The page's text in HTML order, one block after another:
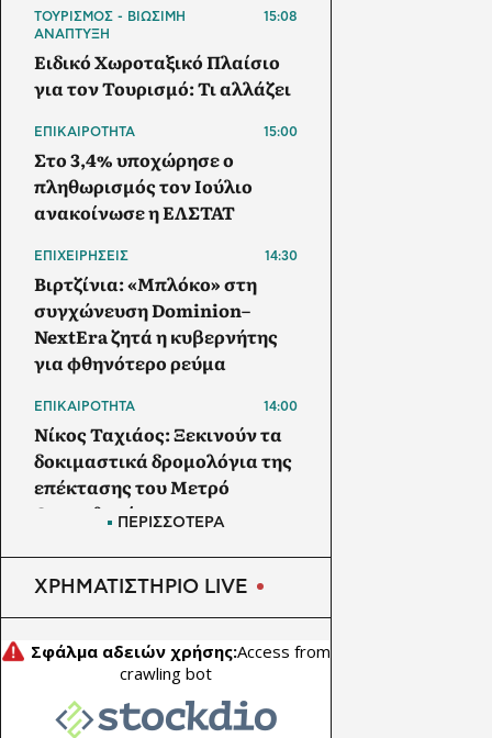
ΤΟΥΡΙΣΜΟΣ - ΒΙΩΣΙΜΗ
ΑΝΑΠΤΥΞΗ
15:08
Ειδικό Χωροταξικό Πλαίσιο
για τον Τουρισμό: Τι αλλάζει
ΕΠΙΚΑΙΡΟΤΗΤΑ 15:00
Στο 3,4% υποχώρησε ο
πληθωρισμός τον Ιούλιο
ανακοίνωσε η ΕΛΣΤΑΤ
ΕΠΙΧΕΙΡΗΣΕΙΣ 14:30
Βιρτζίνια: «Μπλόκο» στη
συγχώνευση Dominion–
NextEra ζητά η κυβερνήτης
για φθηνότερο ρεύμα
ΕΠΙΚΑΙΡΟΤΗΤΑ 14:00
Νίκος Ταχιάος: Ξεκινούν τα
δοκιμαστικά δρομολόγια της
επέκτασης του Μετρό
Θεσσαλονίκης προς την
ΕΠΙΧΕΙΡΗΣΕΙΣ
2026 – Σε κρίσιμο σημείο η
Ευρώπη ενόψει χειμώνα
ΕΠΙΚΑΙΡΟΤΗΤΑ 13:28
ΠΕΡΙΣΣΟΤΕΡΑ
ΧΡΗΜΑΤΙΣΤΗΡΙΟ LIVE